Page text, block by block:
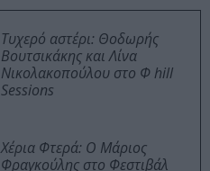
Τυχερό αστέρι: Θοδωρής
Βουτσικάκης και Λίνα
Νικολακοπούλου στο Φ hill
Sessions
Χέρια Φτερά: Ο Μάριος
Φραγκούλης στο Φεστιβάλ